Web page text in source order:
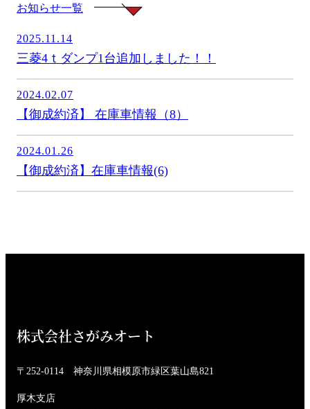
お知らせ一覧
2025.11.14
三菱4ｔダンプ1台追加しました！！
2024.02.07
【御成約済】 在庫車情報（8）
2024.01.26
【御成約済】在庫車情報(6)
株式会社さがみオート
〒252-0114 神奈川県相模原市緑区葉山島821
厚木支店